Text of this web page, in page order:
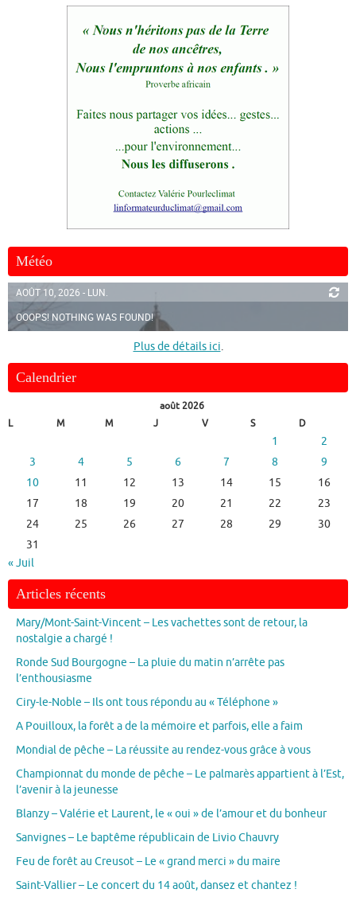
Météo
AOÛT 10, 2026 - LUN.
OOOPS! NOTHING WAS FOUND!
Plus de détails ici.
Calendrier
août 2026
L
M M J V S D
1
2
3
4 5 6 7 8
9
10
11 12 13 14 15
16
17
18 19 20 21 22
23
24
25 26 27 28 29
30
31
« Juil
Articles récents
Mary/Mont-Saint-Vincent – Les vachettes sont de retour, la
nostalgie a chargé !
Ronde Sud Bourgogne – La pluie du matin n’arrête pas
l’enthousiasme
Ciry-le-Noble – Ils ont tous répondu au « Téléphone »
A Pouilloux, la forêt a de la mémoire et parfois, elle a faim
Mondial de pêche – La réussite au rendez-vous grâce à vous
Championnat du monde de pêche – Le palmarès appartient à l’Est,
l’avenir à la jeunesse
Blanzy – Valérie et Laurent, le « oui » de l’amour et du bonheur
Sanvignes – Le baptême républicain de Livio Chauvry
Feu de forêt au Creusot – Le « grand merci » du maire
Saint-Vallier – Le concert du 14 août, dansez et chantez !